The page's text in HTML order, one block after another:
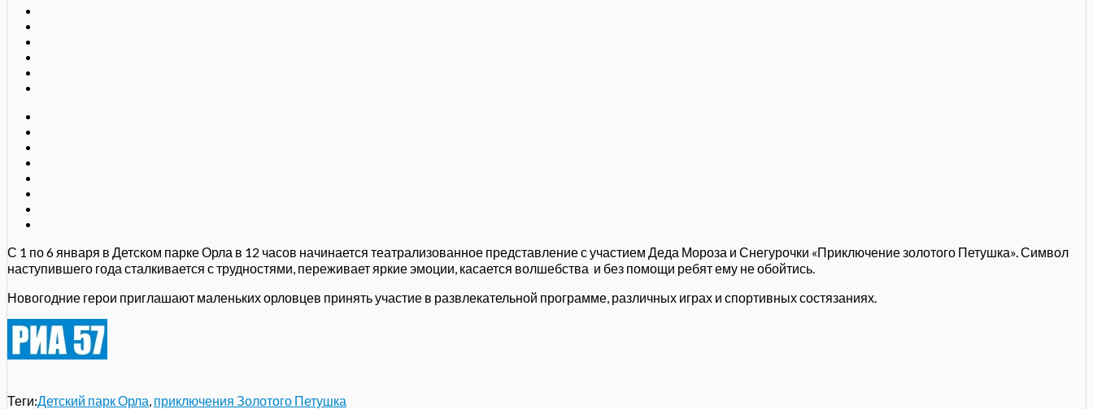
С 1 по 6 января в Детском парке Орла в 12 часов начинается театрализованное представление с участием Деда Мороза и Снегурочки «Приключение золотого Петушка». Символ
наступившего года сталкивается с трудностями, переживает яркие эмоции, касается волшебства и без помощи ребят ему не обойтись.
Новогодние герои приглашают маленьких орловцев принять участие в развлекательной программе, различных играх и спортивных состязаниях.
Теги:Детский парк Орла приключения Золотого Петушка